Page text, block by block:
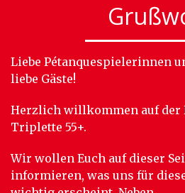
Liebe Pétanquespielerinnen
liebe Gäste!
Herzlich willkommen auf der
Triplette 55+.
Wir wollen Euch auf dieser
informieren, was uns für